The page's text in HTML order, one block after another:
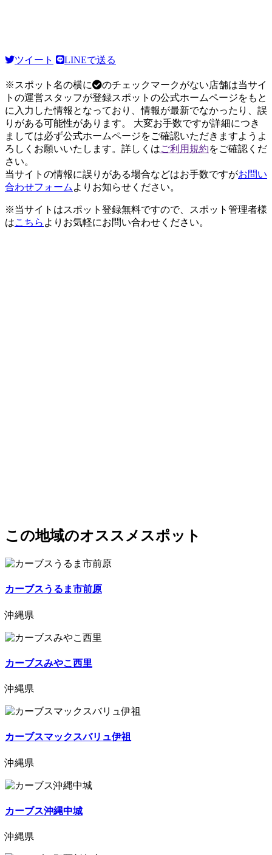
ツイート LINEで送る
※スポット名の横に
のチェックマークがない店舗は当サイ
トの運営スタッフが登録スポットの公式ホームページをもと
に入力した情報となっており、情報が最新でなかったり、誤
りがある可能性があります。 大変お手数ですが詳細につき
ましては必ず公式ホームページをご確認いただきますようよ
ろしくお願いいたします。詳しくはご利用規約をご確認くだ
さい。
当サイトの情報に誤りがある場合などはお手数ですがお問い
合わせフォーム よりお知らせください。
※当サイトはスポット登録無料ですので、スポット管理者様
はこちら よりお気軽にお問い合わせください。
この地域のオススメスポット
カーブスうるま市前原
沖縄県
カーブスみやこ西里
沖縄県
カーブスマックスバリュ伊祖
沖縄県
カーブス沖縄中城
沖縄県